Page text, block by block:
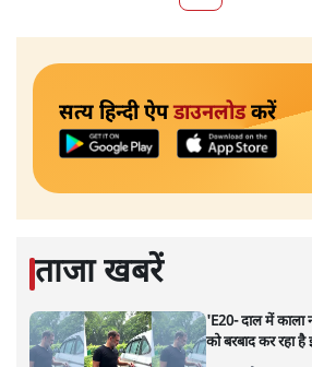
सत्य हिन्दी ऐपडाउनलोडकरें
ताजा खबरें
'E20- दाल में काला
को बरबाद कर रहा